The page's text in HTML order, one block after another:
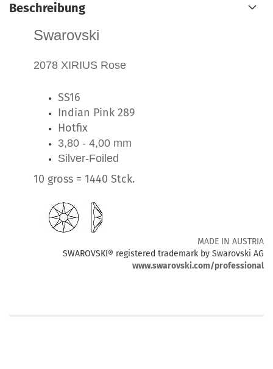
Beschreibung
Swarovski
2078 XIRIUS Rose
SS16
Indian Pink 289
Hotfix
3,80 - 4,00 mm
Silver-Foiled
10 gross = 1440 Stck.
MADE IN AUSTRIA
SWAROVSKI® registered trademark by Swarovski AG
www.swarovski.com/professional